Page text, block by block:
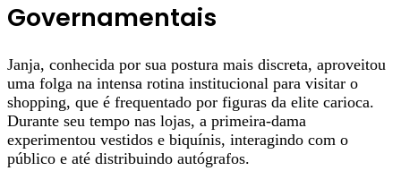
Governamentais
Janja, conhecida por sua postura mais discreta, aproveitou
uma folga na intensa rotina institucional para visitar o
shopping, que é frequentado por figuras da elite carioca.
Durante seu tempo nas lojas, a primeira-dama
experimentou vestidos e biquínis, interagindo com o
público e até distribuindo autógrafos.